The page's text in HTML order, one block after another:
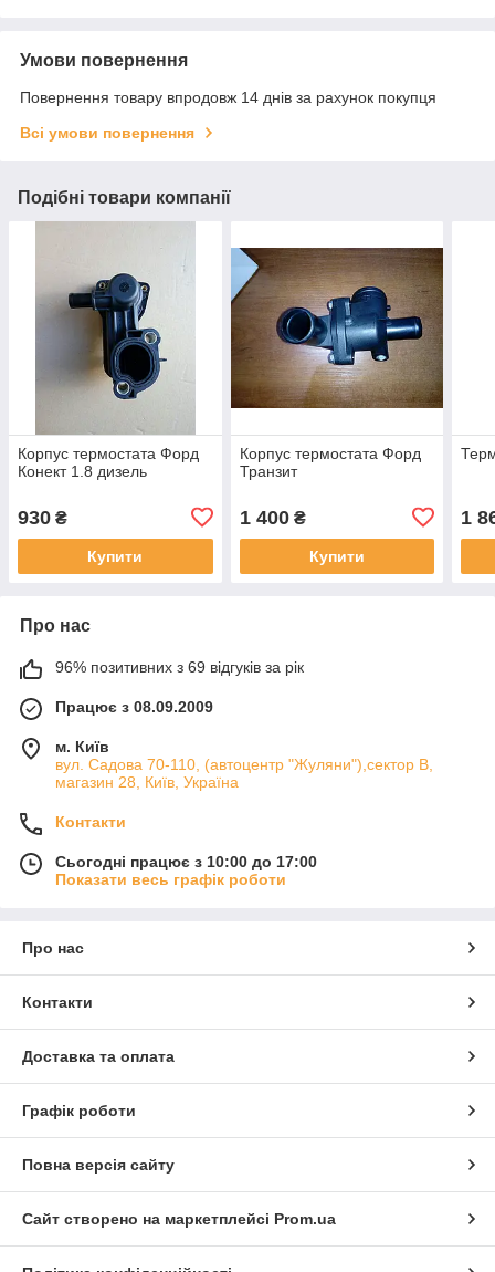
Умови повернення
Повернення товару впродовж 14 днів за рахунок покупця
Всі умови повернення
Подібні товари компанії
Корпус термостата Форд
Конект 1.8 дизель
930 ₴
Купити
Корпус термостата Форд
Транзит
1 400₴
Купити
1
Про нас
96% позитивних з 69 відгуків за рік
Працює з 08.09.2009
м. Київ
вул. Садова 70-110, (автоцентр "Жуляни"),сектор В,
магазин 28, Київ, Україна
Контакти
Сьогодні працює з 10:00 до 17:00
Показати весь графік роботи
Про нас
Контакти
Доставка та оплата
Графік роботи
Повна версія сайту
Сайт створено на маркетплейсі Prom.ua